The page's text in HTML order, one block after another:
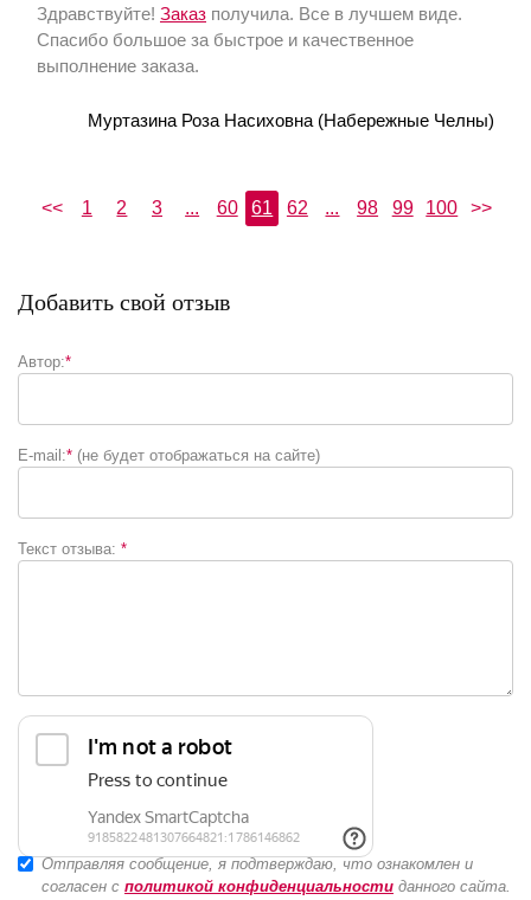
Здравствуйте! Заказ получила. Все в лучшем виде.
Спасибо большое за быстрое и качественное
выполнение заказа.
Муртазина Роза Насиховна (Набережные Челны)
<< 1 2 3 ... 60 61 62 ... 98 99 100 >>
Добавить свой отзыв
Автор:*
E-mail:* (не будет отображаться на сайте)
Текст отзыва: *
Отправляя сообщение, я подтверждаю, что ознакомлен и
согласен с политикой конфиденциальности данного сайта.